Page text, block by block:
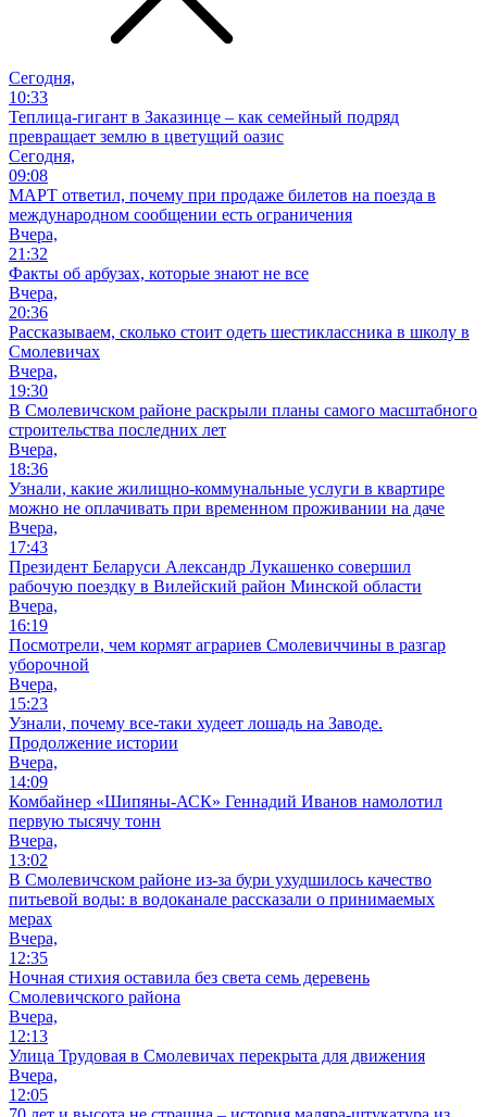
Сегодня,
10:33
Теплица-гигант в Заказинце – как семейный подряд
превращает землю в цветущий оазис
Сегодня,
09:08
МАРТ ответил, почему при продаже билетов на поезда в
международном сообщении есть ограничения
Вчера,
21:32
Факты об арбузах, которые знают не все
Вчера,
20:36
Рассказываем, сколько стоит одеть шестиклассника в школу в
Смолевичах
Вчера,
19:30
В Смолевичском районе раскрыли планы самого масштабного
строительства последних лет
Вчера,
18:36
Узнали, какие жилищно-коммунальные услуги в квартире
можно не оплачивать при временном проживании на даче
Вчера,
17:43
Президент Беларуси Александр Лукашенко совершил
рабочую поездку в Вилейский район Минской области
Вчера,
16:19
Посмотрели, чем кормят аграриев Смолевиччины в разгар
уборочной
Вчера,
15:23
Узнали, почему все-таки худеет лошадь на Заводе.
Продолжение истории
Вчера,
14:09
Комбайнер «Шипяны-АСК» Геннадий Иванов намолотил
первую тысячу тонн
Вчера,
13:02
В Смолевичском районе из‑за бури ухудшилось качество
питьевой воды: в водоканале рассказали о принимаемых
мерах
Вчера,
12:35
Ночная стихия оставила без света семь деревень
Смолевичского района
Вчера,
12:13
Улица Трудовая в Смолевичах перекрыта для движения
Вчера,
12:05